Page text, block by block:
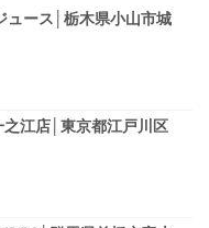
ュース│栃木県小山市城
之江店│東京都江戸川区